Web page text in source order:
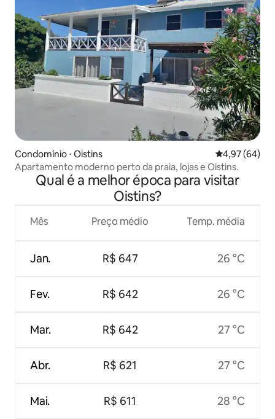
Condomínio ⋅ Oistins 4,97 de uma
4,97 (64)
Apartamento moderno perto da praia, lojas e Oistins.
Qual é a melhor época para visitar
Oistins?
Mês
Jan.
Fev.
Mar.
Abr.
Mai.
Preço médio
R$ 647
R$ 642
R$ 642
R$ 621
R$ 611
Temp. média
26 °C
26 °C
27 °C
27 °C
28 °C